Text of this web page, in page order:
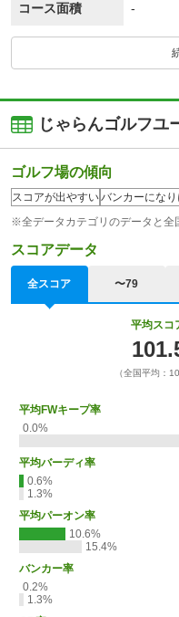
コース面積 -
じゃらんゴルフユ
ゴルフ場の傾向
スコアが出やすいバンカーにな
※全データカテゴリのデータと全
スコアデータ
全スコア 〜79
平均スコ
（全国平均：
平均FWキープ率
0.0%
平均バーディ率
0.6%
1.3%
平均パーオン率
10.6%
15.4%
バンカー率
0.2%
1.3%